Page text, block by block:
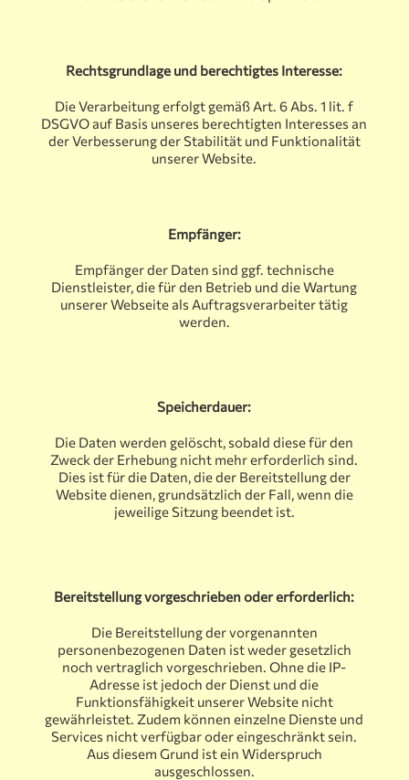
Rechtsgrundlage und berechtigtes Interesse:
Die Verarbeitung erfolgt gemäß Art. 6 Abs. 1 lit. f
DSGVO auf Basis unseres berechtigten Interesses an
der Verbesserung der Stabilität und Funktionalität
unserer Website.
Empfänger:
Empfänger der Daten sind ggf. technische
Dienstleister, die für den Betrieb und die Wartung
unserer Webseite als Auftragsverarbeiter tätig
werden.
Speicherdauer:
Die Daten werden gelöscht, sobald diese für den
Zweck der Erhebung nicht mehr erforderlich sind.
Dies ist für die Daten, die der Bereitstellung der
Website dienen, grundsätzlich der Fall, wenn die
jeweilige Sitzung beendet ist.
Bereitstellung vorgeschrieben oder erforderlich:
Die Bereitstellung der vorgenannten
personenbezogenen Daten ist weder gesetzlich
noch vertraglich vorgeschrieben. Ohne die IP-
Adresse ist jedoch der Dienst und die
Funktionsfähigkeit unserer Website nicht
gewährleistet. Zudem können einzelne Dienste und
Services nicht verfügbar oder eingeschränkt sein.
Aus diesem Grund ist ein Widerspruch
ausgeschlossen.